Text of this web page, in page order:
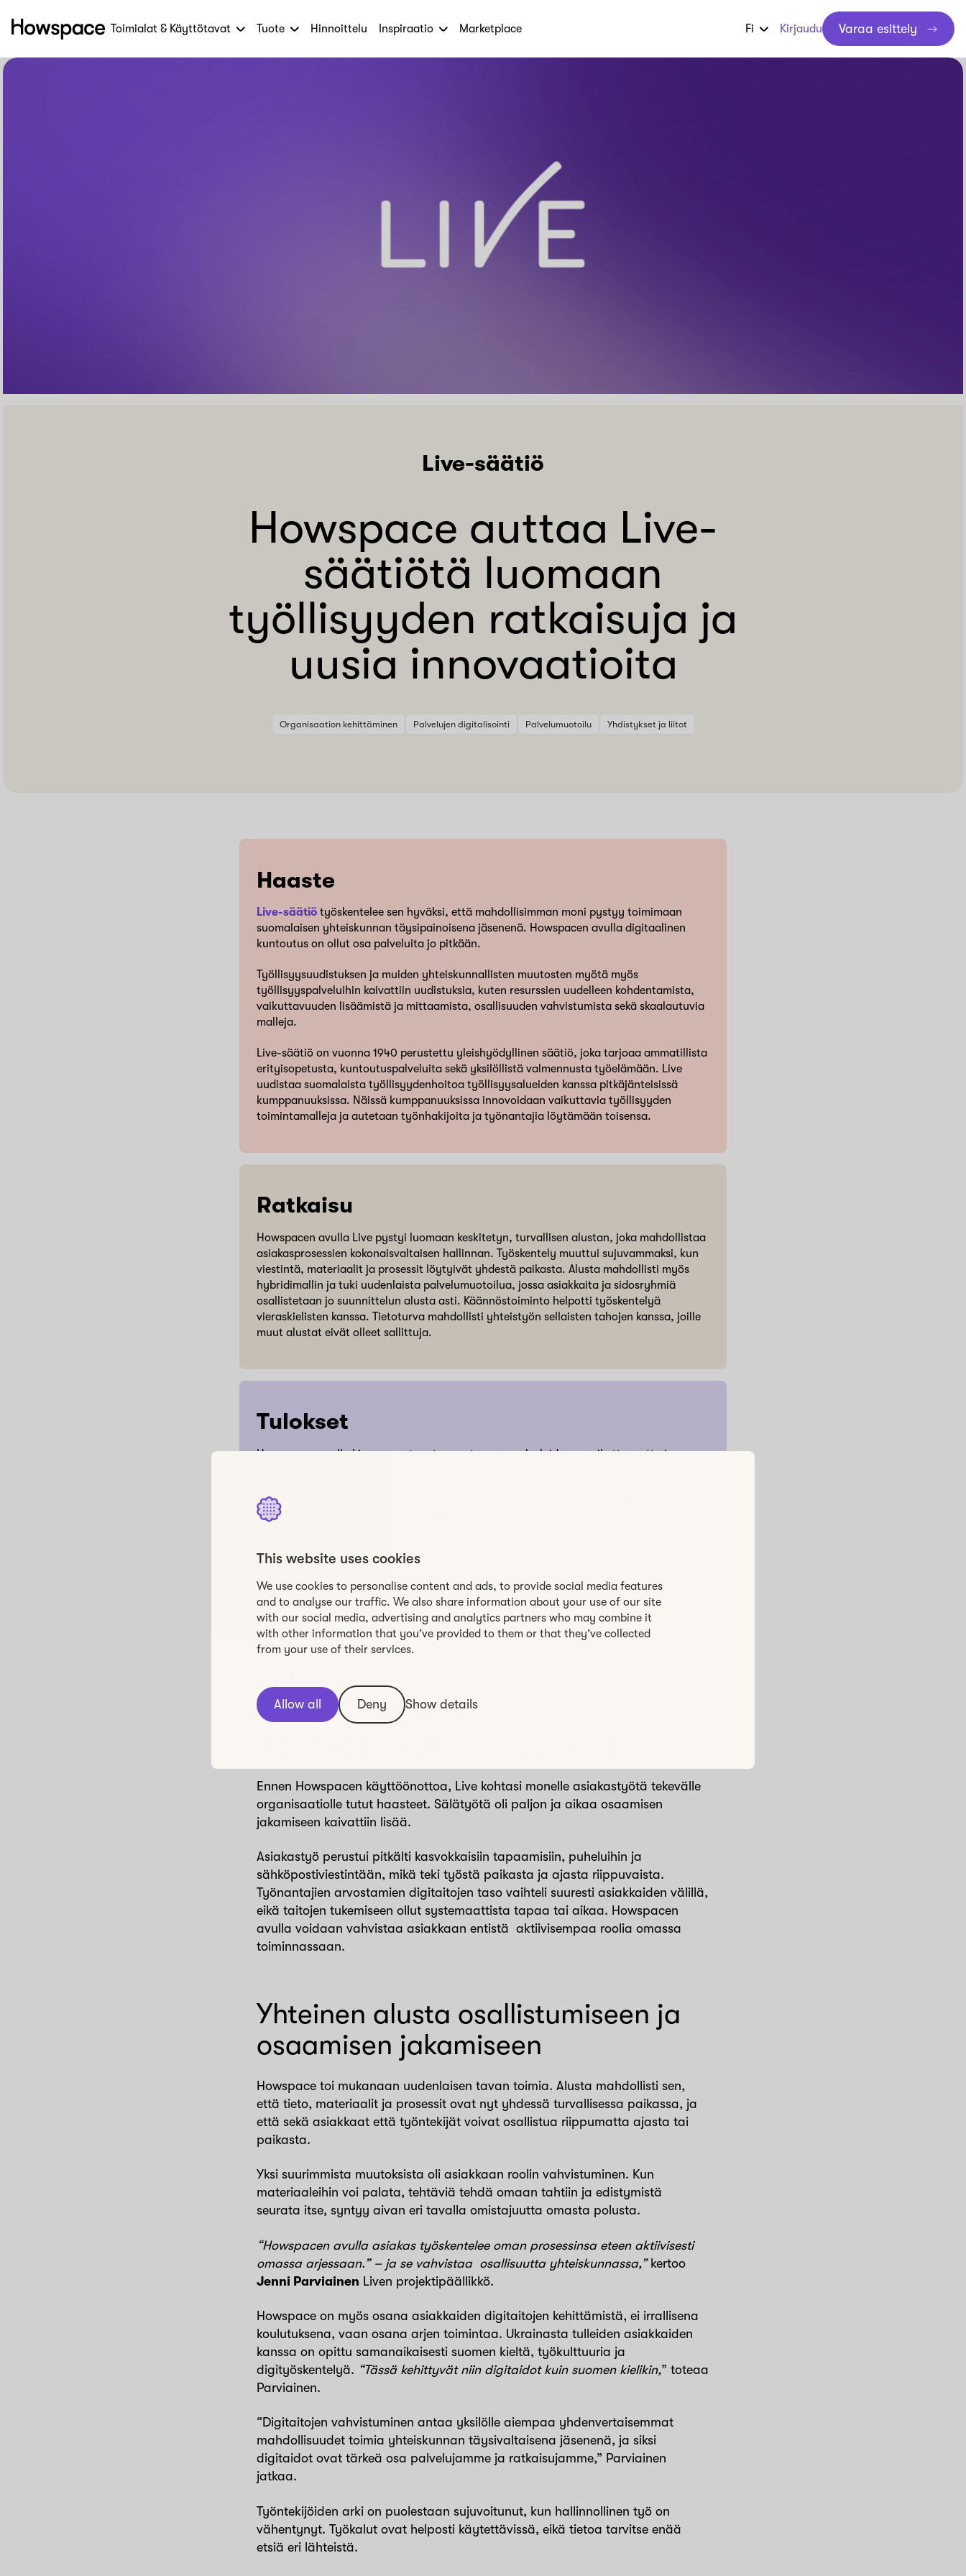
This website uses cookies
We use cookies to personalise content and ads, to provide social media features
and to analyse our traffic. We also share information about your use of our site
with our social media, advertising and analytics partners who may combine it
with other information that you’ve provided to them or that they’ve collected
from your use of their services.
Allow all Deny Show details
Siirry
Howspace
Toimialat & Käyttötavat Tuote Hinnoittelu Inspiraatio Marketplace Fi Kirjaudu Varaa esittely
Live-säätiö
Howspace auttaa Live-
säätiötä luomaan
työllisyyden ratkaisuja ja
uusia innovaatioita
Organisaation kehittäminen Palvelujen digitalisointi Palvelumuotoilu Yhdistykset ja liitot
Haaste
Live-säätiö työskentelee sen hyväksi, että mahdollisimman moni pystyy toimimaan
suomalaisen yhteiskunnan täysipainoisena jäsenenä. Howspacen avulla digitaalinen
kuntoutus on ollut osa palveluita jo pitkään.
Työllisyysuudistuksen ja muiden yhteiskunnallisten muutosten myötä myös
työllisyyspalveluihin kaivattiin uudistuksia, kuten resurssien uudelleen kohdentamista,
vaikuttavuuden lisäämistä ja mittaamista, osallisuuden vahvistumista sekä skaalautuvia
malleja.
Live-säätiö on vuonna 1940 perustettu yleishyödyllinen säätiö, joka tarjoaa ammatillista
erityisopetusta, kuntoutuspalveluita sekä yksilöllistä valmennusta työelämään. Live
uudistaa suomalaista työllisyydenhoitoa työllisyysalueiden kanssa pitkäjänteisissä
kumppanuuksissa. Näissä kumppanuuksissa innovoidaan vaikuttavia työllisyyden
toimintamalleja ja autetaan työnhakijoita ja työnantajia löytämään toisensa.
Ratkaisu
Howspacen avulla Live pystyi luomaan keskitetyn, turvallisen alustan, joka mahdollistaa
asiakasprosessien kokonaisvaltaisen hallinnan. Työskentely muuttui sujuvammaksi, kun
viestintä, materiaalit ja prosessit löytyivät yhdestä paikasta. Alusta mahdollisti myös
hybridimallin ja tuki uudenlaista palvelumuotoilua, jossa asiakkaita ja sidosryhmiä
osallistetaan jo suunnittelun alusta asti. Käännöstoiminto helpotti työskentelyä
vieraskielisten kanssa. Tietoturva mahdollisti yhteistyön sellaisten tahojen kanssa, joille
muut alustat eivät olleet sallittuja.
Tulokset
Howspacen avulla Live on pystynyt parantamaan palveluidensa vaikuttavuutta ja
on tukenut myös uusien ratkaisuiden kehittämistä ja ennen kaikkea mahdollistanut
asiakaslähtöisen ja joustavan työskentelytavan, joka näkyy entistä tyytyväisempinä
Kun asiakkaiden tarpeet ovat moninaisia ja toimintaympäristö muuttuu
jatkuvasti, organisaatiossa tunnistettiin tarve uudistaa toimintatapoja.
Tavoitteena oli löytää ratkaisu, joka mahdollistaisi aidosti asiakaslähtöisen,
Ennen Howspacen käyttöönottoa, Live kohtasi monelle asiakastyötä tekevälle
organisaatiolle tutut haasteet. Sälätyötä oli paljon ja aikaa osaamisen
jakamiseen kaivattiin lisää.
Asiakastyö perustui pitkälti kasvokkaisiin tapaamisiin, puheluihin ja
sähköpostiviestintään, mikä teki työstä paikasta ja ajasta riippuvaista.
Työnantajien arvostamien digitaitojen taso vaihteli suuresti asiakkaiden välillä,
eikä taitojen tukemiseen ollut systemaattista tapaa tai aikaa. Howspacen
avulla voidaan vahvistaa asiakkaan entistä aktiivisempaa roolia omassa
toiminnassaan.
Yhteinen alusta osallistumiseen ja
osaamisen jakamiseen
Howspace toi mukanaan uudenlaisen tavan toimia. Alusta mahdollisti sen,
että tieto, materiaalit ja prosessit ovat nyt yhdessä turvallisessa paikassa, ja
että sekä asiakkaat että työntekijät voivat osallistua riippumatta ajasta tai
paikasta.
Yksi suurimmista muutoksista oli asiakkaan roolin vahvistuminen. Kun
materiaaleihin voi palata, tehtäviä tehdä omaan tahtiin ja edistymistä
seurata itse, syntyy aivan eri tavalla omistajuutta omasta polusta.
“Howspacen avulla asiakas työskentelee oman prosessinsa eteen aktiivisesti
omassa arjessaan.” – ja se vahvistaa osallisuutta yhteiskunnassa,”kertoo
Jenni Parviainen Liven projektipäällikkö.
Howspace on myös osana asiakkaiden digitaitojen kehittämistä, ei irrallisena
koulutuksena, vaan osana arjen toimintaa. Ukrainasta tulleiden asiakkaiden
kanssa on opittu samanaikaisesti suomen kieltä, työkulttuuria ja
digityöskentelyä. “Tässä kehittyvät niin digitaidot kuin suomen kielikin,” toteaa
Parviainen.
“Digitaitojen vahvistuminen antaa yksilölle aiempaa yhdenvertaisemmat
mahdollisuudet toimia yhteiskunnan täysivaltaisena jäsenenä, ja siksi
digitaidot ovat tärkeä osa palvelujamme ja ratkaisujamme,” Parviainen
jatkaa.
Työntekijöiden arki on puolestaan sujuvoitunut, kun hallinnollinen työ on
vähentynyt. Työkalut ovat helposti käytettävissä, eikä tietoa tarvitse enää
etsiä eri lähteistä.